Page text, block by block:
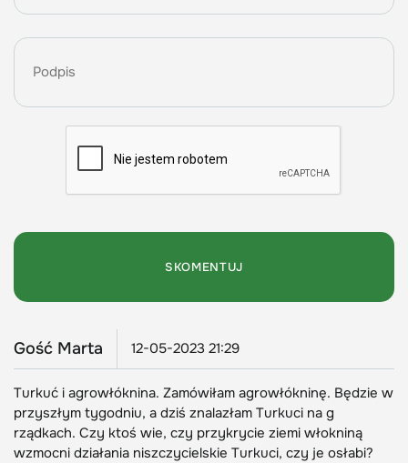
Gość Marta 12-05-2023 21:29
Turkuć i agrowłóknina. Zamówiłam agrowłókninę. Będzie w
przyszłym tygodniu, a dziś znalazłam Turkuci na g
rządkach. Czy ktoś wie, czy przykrycie ziemi włokniną
wzmocni działania niszczycielskie Turkuci, czy je osłabi?